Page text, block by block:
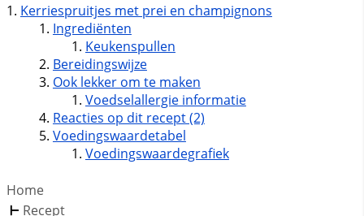
Kerriespruitjes met prei en champignons
Ingrediënten
Keukenspullen
Bereidingswijze
Ook lekker om te maken
Voedselallergie informatie
Reacties op dit recept (2)
Voedingswaardetabel
Voedingswaardegrafiek
Home
Recept